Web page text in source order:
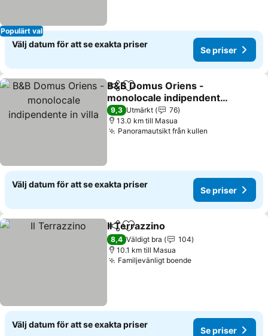
Populärt val
Välj datum för att se exakta priser
Se priser
Dela Lägg till i Mina Favoriter
B&B Domus Oriens -
monolocale indipendente
in villa
Se priser
9,3 Utmärkt
76
13.0 km till Masua
Panoramautsikt från kullen
Välj datum för att se exakta priser
Se priser
Dela Lägg till i Mina Favoriter
Il Terrazzino
8,4 Väldigt bra
104
10.1 km till Masua
Familjevänligt boendeSe priser
Välj datum för att se exakta priser
Se priser